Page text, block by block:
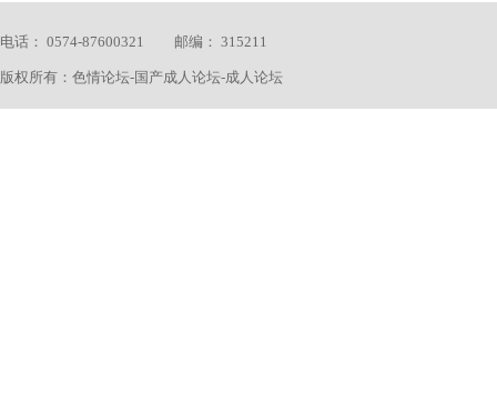
电话： 0574-87600321 邮编： 315211
版权所有：色情论坛-国产成人论坛-成人论坛